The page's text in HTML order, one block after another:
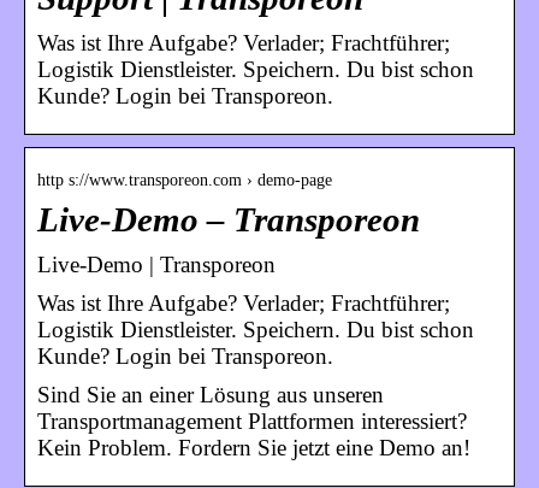
Was ist Ihre Aufgabe? Verlader; Frachtführer;
Logistik Dienstleister. Speichern. Du bist schon
Kunde? Login bei Transporeon.
http s://www.transporeon.com › demo-page
Live-Demo – Transporeon
Live-Demo | Transporeon
Was ist Ihre Aufgabe? Verlader; Frachtführer;
Logistik Dienstleister. Speichern. Du bist schon
Kunde? Login bei Transporeon.
Sind Sie an einer Lösung aus unseren
Transportmanagement Plattformen interessiert?
Kein Problem. Fordern Sie jetzt eine Demo an!